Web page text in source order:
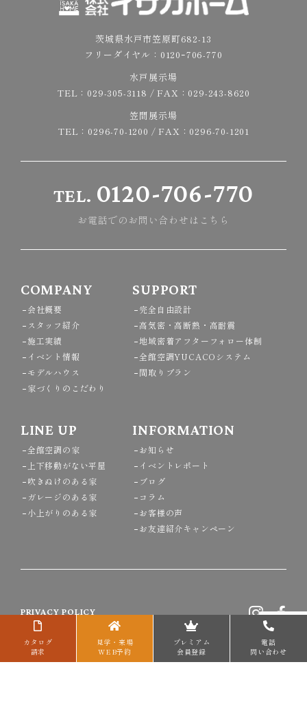
茨城県水戸市笠原町682-13
フリーダイヤル： 0120ｰ706-770
水戸展示場
TEL： 029-305-3118 / FAX：029-243-8620
笠間展示場
TEL： 0296-70-1200 / FAX：0296-70-1201
TEL. 0120-706-770
お電話でのお問い合わせはこちら
COMPANY
会社概要
スタッフ紹介
施工実績
イベント情報
モデルハウス
家づくりのこだわり
SUPPORT
完全自由設計
高気密・高断熱・高耐震
地域密着アフターフォロー体制
全館空調YUCACOシステム
間取りプラン
LINE UP
全館空調の家
上下移動がない平屋
吹きぬけのある家
ガレージのある家
小上がりのある家
INFORMATION
お知らせ
イベントレポート
ブログ
コラム
お客様の声
お友達紹介キャンペーン
PRIVACY POLICY
カタログ
請求
見学・来場
WEB予約
プレミアム
会員登録
電話
問い合わせ